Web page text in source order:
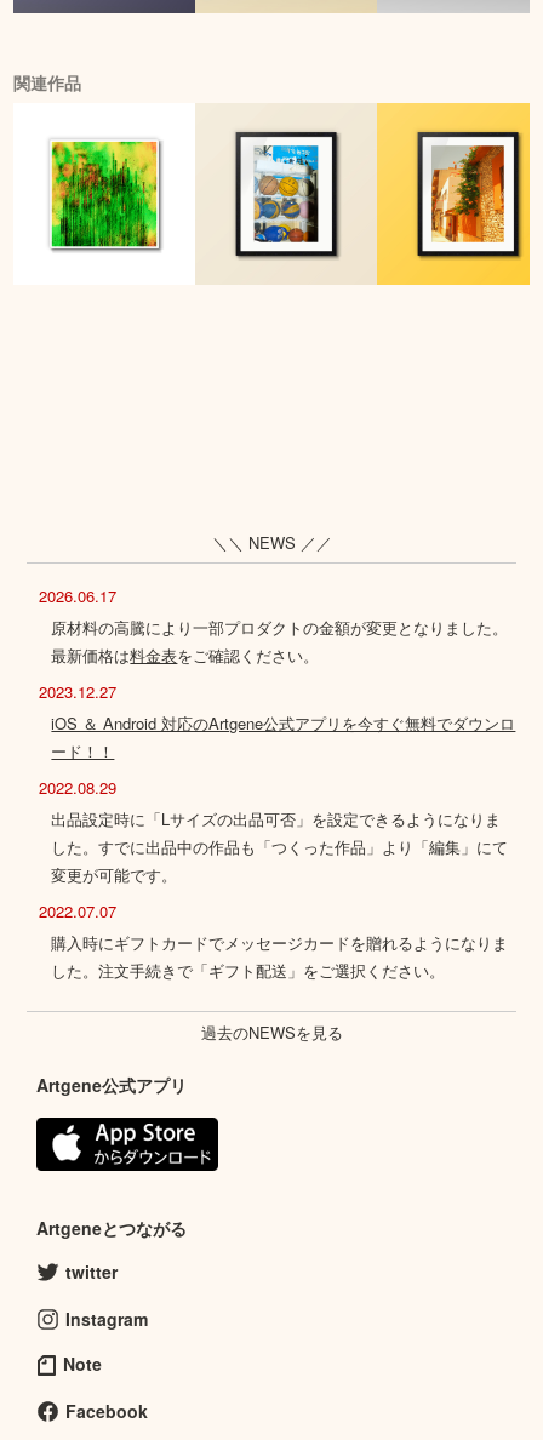
関連作品
＼＼ NEWS ／／
2026.06.17
原材料の高騰により一部プロダクトの金額が変更となりました。
最新価格は料金表をご確認ください。
2023.12.27
iOS ＆ Android 対応のArtgene公式アプリを今すぐ無料でダウンロ
ード！！
2022.08.29
出品設定時に「Lサイズの出品可否」を設定できるようになりま
した。すでに出品中の作品も「つくった作品」より「編集」にて
変更が可能です。
2022.07.07
購入時にギフトカードでメッセージカードを贈れるようになりま
した。注文手続きで「ギフト配送」をご選択ください。
過去のNEWSを見る
Artgene公式アプリ
Artgeneとつながる
twitter
Instagram
Note
Facebook